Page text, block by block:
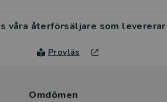
våra återförsäljare som
Provläs
Omdömen